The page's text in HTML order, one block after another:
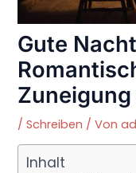
Gute
/Schreiben / Von
Inhalt